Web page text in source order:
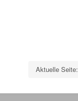
Aktuelle Seite: